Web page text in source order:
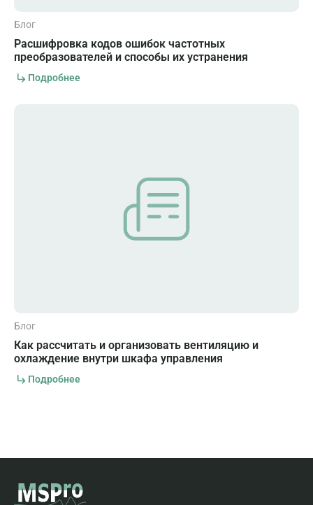
Блог
Расшифровка кодов ошибок частотных
преобразователей и способы их устранения
Подробнее
Блог
Как рассчитать и организовать вентиляцию и
охлаждение внутри шкафа управления
Подробнее